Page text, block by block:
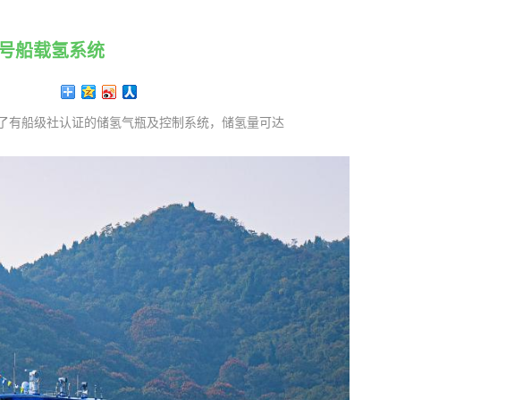
船载氢系统
船级社认证的储氢气瓶及控制系统，储氢量可达